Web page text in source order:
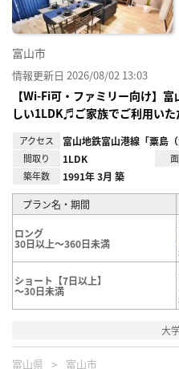
富山市
情報更新日 2026/08/02 13:03
【Wi-Fi可・ファミリー向け】
しい1LDK♬ご家族でご利用い
アクセス 富山地鉄富山港線「粟島
間取り 1LDK
築年数 1991年 3月 築
プラン名・期間
ロング
30日以上～360日未満
ショート【7日以上】
～30日未満
大
富山県 富山市